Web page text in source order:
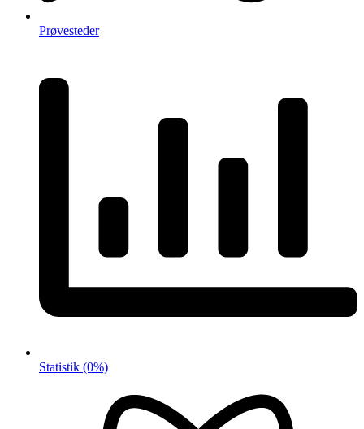
Prøvesteder
Statistik (0%)